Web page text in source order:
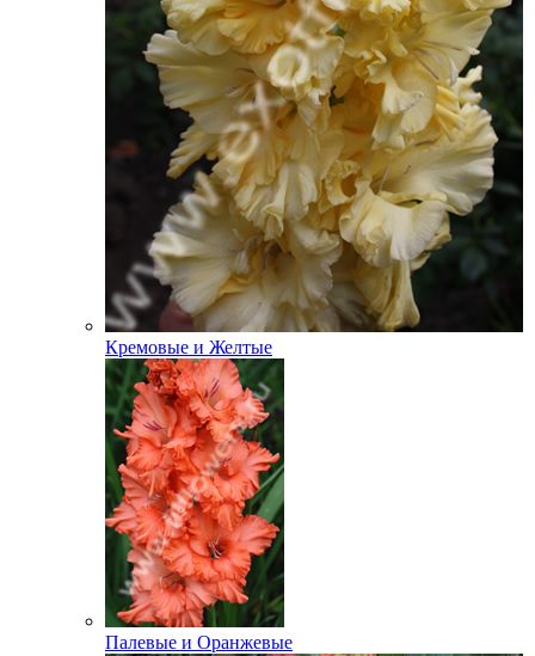
Кремовые и Желтые
Палевые и Оранжевые